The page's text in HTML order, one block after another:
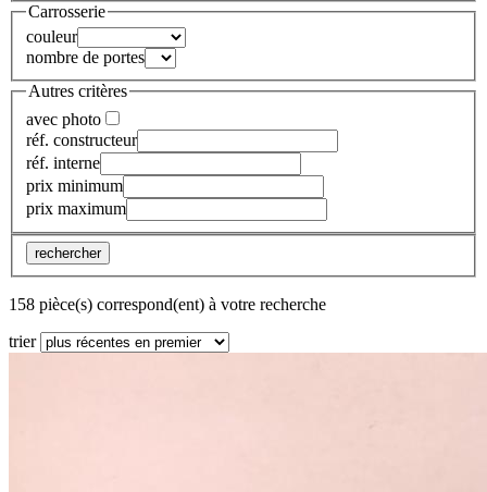
Carrosserie
couleur
nombre de portes
Autres critères
avec photo
réf. constructeur
réf. interne
prix minimum
prix maximum
rechercher
158 pièce(s) correspond(ent) à votre recherche
trier